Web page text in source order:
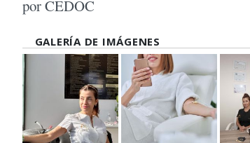
por CEDOC
GALERÍA DE IMÁGENES